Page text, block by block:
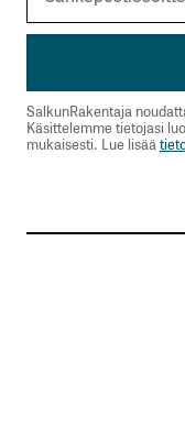
SalkunRakentaja
Käsittelemme tietojasi
mukaisesti. Lue lisää